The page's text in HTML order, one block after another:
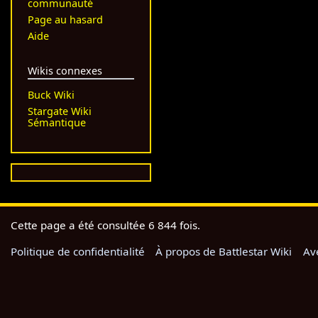
communauté
Page au hasard
Aide
Wikis connexes
Buck Wiki
Stargate Wiki
Sémantique
Cette page a été consultée 6 844 fois.
Politique de confidentialité
À propos de Battlestar Wiki